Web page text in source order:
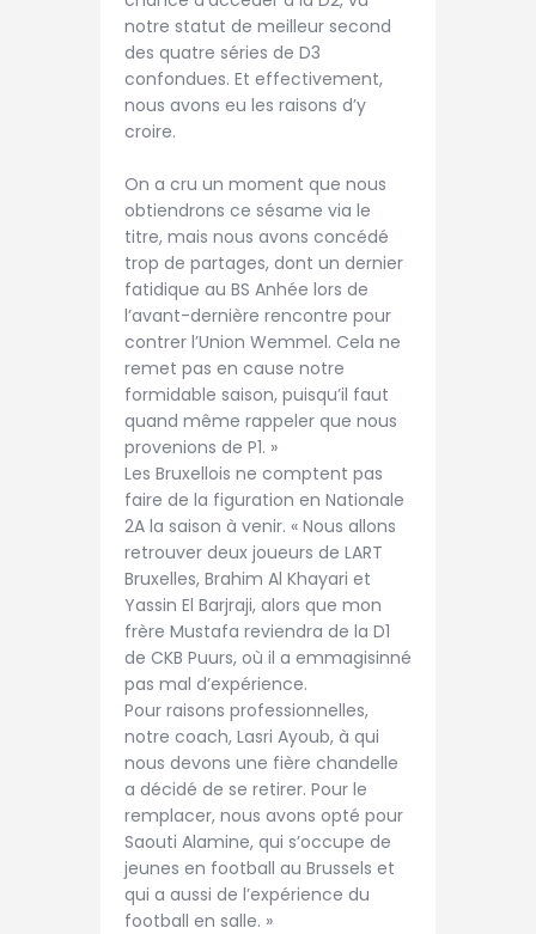
notre statut de meilleur second
des quatre séries de D3
confondues. Et effectivement,
nous avons eu les raisons d’y
croire.
On a cru un moment que nous
obtiendrons ce sésame via le
titre, mais nous avons concédé
trop de partages, dont un dernier
fatidique au BS Anhée lors de
l’avant-dernière rencontre pour
contrer l’Union Wemmel. Cela ne
remet pas en cause notre
formidable saison, puisqu’il faut
quand même rappeler que nous
provenions de P1. »
Les Bruxellois ne comptent pas
faire de la figuration en Nationale
2A la saison à venir. « Nous allons
retrouver deux joueurs de LART
Bruxelles, Brahim Al Khayari et
Yassin El Barjraji, alors que mon
frère Mustafa reviendra de la D1
de CKB Puurs, où il a emmagisinné
pas mal d’expérience.
Pour raisons professionnelles,
notre coach, Lasri Ayoub, à qui
nous devons une fière chandelle
a décidé de se retirer. Pour le
remplacer, nous avons opté pour
Saouti Alamine, qui s’occupe de
jeunes en football au Brussels et
qui a aussi de l’expérience du
football en salle. »